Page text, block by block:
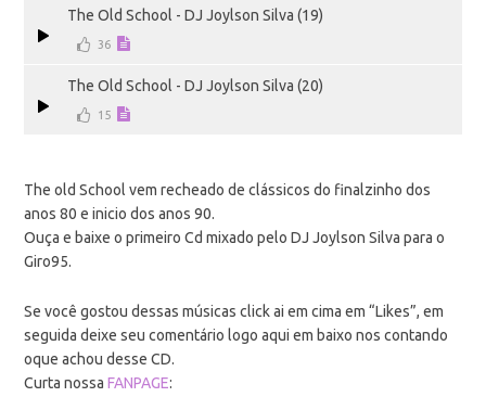
The Old School - DJ Joylson Silva (19)
36
The Old School - DJ Joylson Silva (20)
15
The old School vem recheado de clássicos do finalzinho dos
anos 80 e inicio dos anos 90.
Ouça e baixe o primeiro Cd mixado pelo DJ Joylson Silva para o
Giro95.
Se você gostou dessas músicas click ai em cima em “Likes”, em
seguida deixe seu comentário logo aqui em baixo nos contando
oque achou desse CD.
Curta nossaFANPAGE: